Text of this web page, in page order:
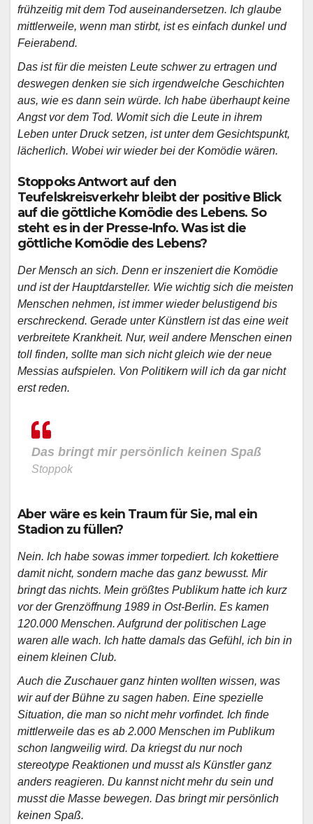
frühzeitig mit dem Tod auseinandersetzen. Ich glaube
mittlerweile, wenn man stirbt, ist es einfach dunkel und
Feierabend.
Das ist für die meisten Leute schwer zu ertragen und
deswegen denken sie sich irgendwelche Geschichten
aus, wie es dann sein würde. Ich habe überhaupt keine
Angst vor dem Tod. Womit sich die Leute in ihrem
Leben unter Druck setzen, ist unter dem Gesichtspunkt,
lächerlich. Wobei wir wieder bei der Komödie wären.
Stoppoks Antwort auf den
Teufelskreisverkehr bleibt der positive Blick
auf die göttliche Komödie des Lebens. So
steht es in der Presse-Info. Was ist die
göttliche Komödie des Lebens?
Der Mensch an sich. Denn er inszeniert die Komödie
und ist der Hauptdarsteller. Wie wichtig sich die meisten
Menschen nehmen, ist immer wieder belustigend bis
erschreckend. Gerade unter Künstlern ist das eine weit
verbreitete Krankheit. Nur, weil andere Menschen einen
toll finden, sollte man sich nicht gleich wie der neue
Messias aufspielen. Von Politikern will ich da gar nicht
erst reden.
Das bringt mir persönlich keinen Spaß
Stoppok
Aber wäre es kein Traum für Sie, mal ein
Stadion zu füllen?
Nein. Ich habe sowas immer torpediert. Ich kokettiere
damit nicht, sondern mache das ganz bewusst. Mir
bringt das nichts. Mein größtes Publikum hatte ich kurz
vor der Grenzöffnung 1989 in Ost-Berlin. Es kamen
120.000 Menschen. Aufgrund der politischen Lage
waren alle wach. Ich hatte damals das Gefühl, ich bin in
einem kleinen Club.
Auch die Zuschauer ganz hinten wollten wissen, was
wir auf der Bühne zu sagen haben. Eine spezielle
Situation, die man so nicht mehr vorfindet. Ich finde
mittlerweile das es ab 2.000 Menschen im Publikum
schon langweilig wird. Da kriegst du nur noch
stereotype Reaktionen und musst als Künstler ganz
anders reagieren. Du kannst nicht mehr du sein und
musst die Masse bewegen. Das bringt mir persönlich
keinen Spaß.